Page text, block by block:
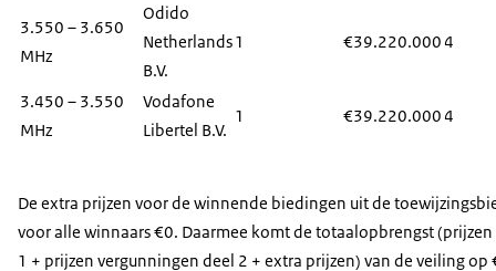
3.550 – 3.650
MHz
Odido
Netherlands
B.V.
1 €39.220.000 4
3.450 – 3.550
MHz
Vodafone
Libertel B.V.
1 €39.220.000 4
De extra prijzen voor de winnende biedingen uit de
voor alle winnaars €0. Daarmee komt de totaalopbrengst
1 + prijzen vergunningen deel 2 + extra prijzen) van de veiling